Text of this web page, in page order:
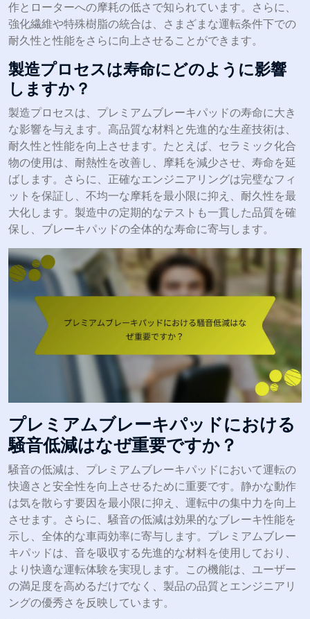
作とローターへの摩耗の低さで知られています。さらに、
強化繊維や特殊樹脂の統合は、さまざまな運転条件下での
耐久性と性能をさらに向上させることができます。
製造プロセスは寿命にどのように影響
しますか？
製造プロセスは、プレミアムブレーキパッドの寿命に大き
な影響を与えます。高品質な材料と先進的な生産技術は、
耐久性と性能を向上させます。たとえば、セラミック化合
物の使用は、耐熱性を改善し、摩耗を減少させ、寿命を延
ばします。さらに、正確なエンジニアリングは完璧なフィ
ットを保証し、不均一な摩耗を最小限に抑え、耐久性を最
大化します。製造中の定期的なテストも一貫した品質を確
保し、ブレーキパッドの全体的な寿命に寄与します。
プレミアムブレーキパッドにおける
騒音低減はなぜ重要ですか？
騒音の低減は、プレミアムブレーキパッドにおいて運転の
快適さと安全性を向上させるために重要です。静かな動作
は気を散らす要因を最小限に抑え、運転中の集中力を向上
させます。さらに、騒音の低減は効果的なブレーキ性能を
示し、全体的な車両効率に寄与します。プレミアムブレー
キパッドは、音を吸収する先進的な材料を使用しており、
より快適な運転体験を実現します。この機能は、ユーザー
の満足度を高めるだけでなく、製品の品質とエンジニアリ
ングの優秀さを反映しています。